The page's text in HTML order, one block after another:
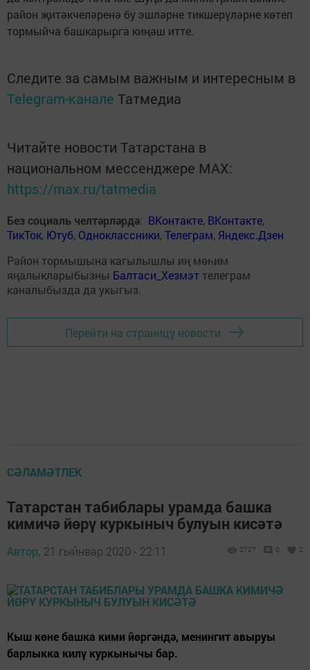
район җитәкчеләренә бу эшләрне тикшерүләрне көтеп
тормыйча башкарырга киңәш итте.
Следите за самым важным и интересным в
Telegram-канале Татмедиа
Читайте новости Татарстана в
национальном мессенджере MАХ:
https://max.ru/tatmedia
Без социаль челтәрләрдә: ВКонтакте, ВКонтакте,
ТикТок, Ютуб, Одноклассники,Телеграм, Яндекс.Дзен
Район тормышына кагылышлы иң мөһим
яңалыкларыбызны Балтаси_Хезмэт телеграм
каналыбызда да укыгыз.
Перейти на страницу новости
СӘЛАМӘТЛЕК
Татарстан табиблары урамда башка
кимичә йөрү куркыныч булуын кисәтә
Автор, 21 гыйнвар 2020 - 22:11 2727 0 2
Кыш көне башка кими йөргәндә, менингит авыруы
барлыкка килү куркынычы бар.